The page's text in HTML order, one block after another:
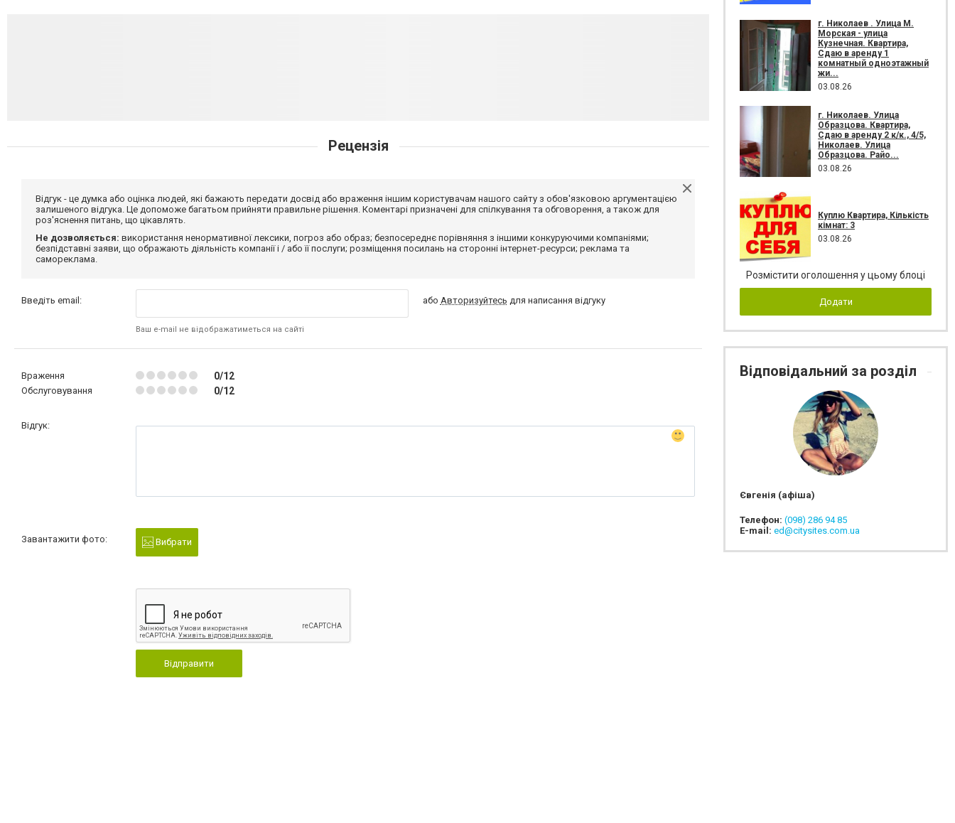
Рецензія
Відгук - це думка або оцінка людей, які бажають передати досвід або враження іншим користувачам нашого сайту з обов'язковою аргументацією
залишеного відгука. Це допоможе багатьом прийняти правильне рішення. Коментарі призначені для спілкування та обговорення, а також для
роз'яснення питань, що цікавлять.
Не дозволяється: використання ненормативної лексики, погроз або образ; безпосереднє порівняння з іншими конкуруючими компаніями;
безпідставні заяви, що ображають діяльність компанії і / або її послуги; розміщення посилань на сторонні інтернет-ресурси; реклама та
самореклама.
Введіть email:
Ваш e-mail не відображатиметься на сайті
або Авторизуйтесь для написання відгуку
Враження 0/12
Обслуговування 0/12
Відгук:
Завантажити фото: Вибрати
Відправити
г. Николаев . Улица М.
Морская - улица
Кузнечная. Квартира,
Сдаю в аренду 1
комнатный одноэтажный
жи...
03.08.26
г. Николаев. Улица
Образцова. Квартира,
Сдаю в аренду 2 к/к., 4/5,
Николаев. Улица
Образцова. Райо...
03.08.26
Куплю Квартира, Кількість
кімнат: 3
03.08.26
Розмістити оголошення у цьому блоці
Додати
Відповідальний за розділ
Євгенія (афіша)
Телефон: (098) 286 94 85
E-mail: ed@citysites.com.ua